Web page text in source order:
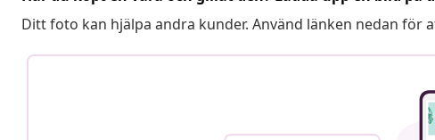
Ditt foto kan hjälpa andra kunder. Använd länken nedan för